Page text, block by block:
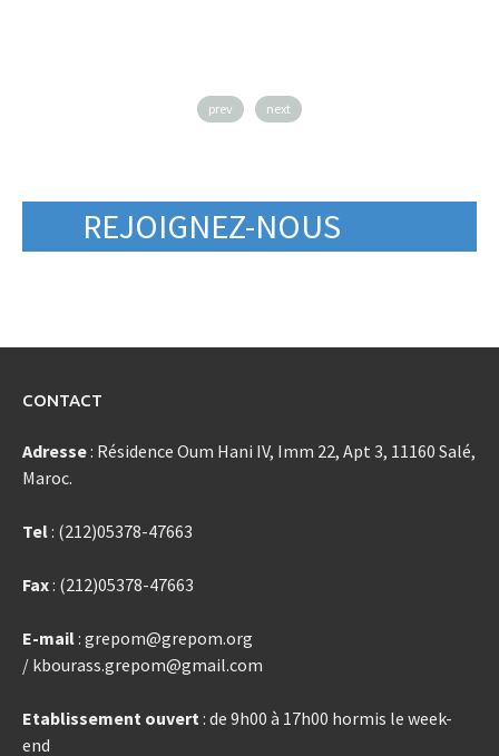
prev next
REJOIGNEZ-NOUS
CONTACT
Adresse: Résidence Oum Hani IV, Imm 22, Apt 3, 11160 Salé,
Maroc.
Tel: (212)05378-47663
Fax: (212)05378-47663
E-mail: grepom@grepom.org
/ kbourass.grepom@gmail.com
Etablissement ouvert : de 9h00 à 17h00 hormis le week-
end